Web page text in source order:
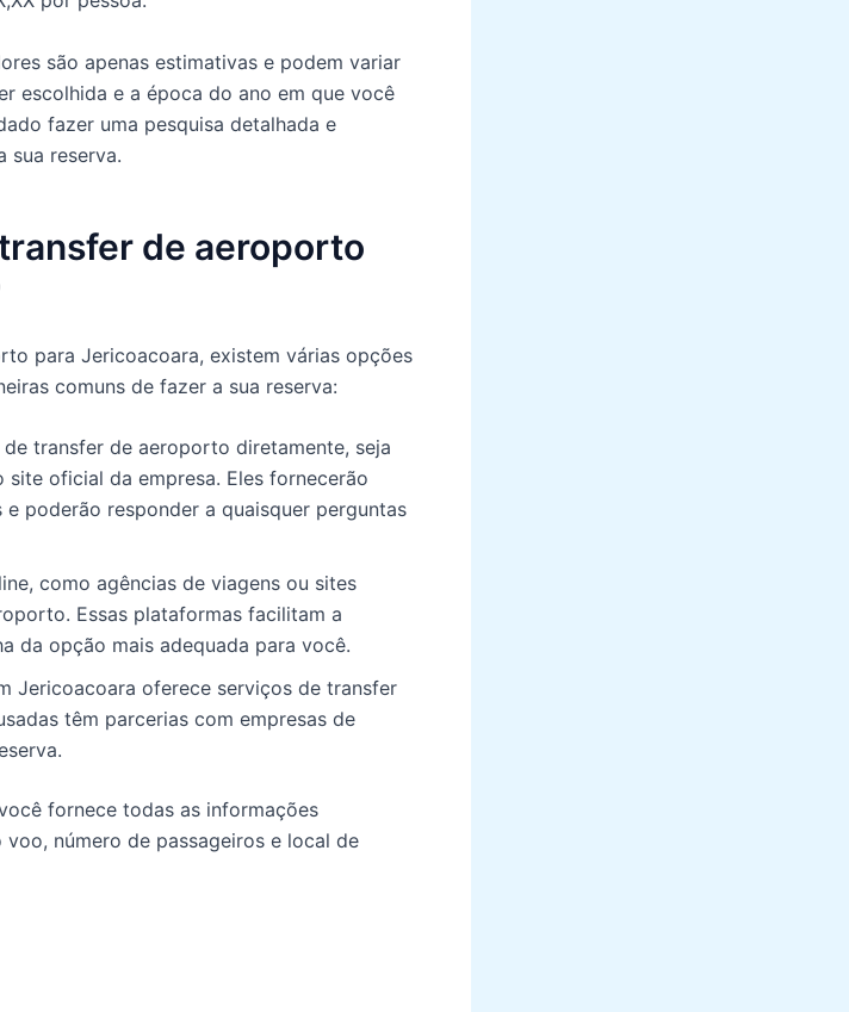
são apenas estimativas e podem variar
escolhida e a época do ano em que você
fazer uma pesquisa detalhada e
sua reserva.
de aeroporto
para Jericoacoara, existem várias opções
comuns de fazer a sua reserva:
transfer de aeroporto diretamente, seja
oficial da empresa. Eles fornecerão
poderão responder a quaisquer perguntas
como agências de viagens ou sites
Essas plataformas facilitam a
da opção mais adequada para você.
Jericoacoara oferece serviços de transfer
têm parcerias com empresas de
fornece todas as informações
número de passageiros e local de